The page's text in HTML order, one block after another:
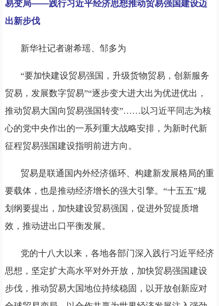
易变局——践行习近平经济思想推动贸易强国建设迈
出新步伐
新华社记者谢希瑶、邹多为
“要加快建设贸易强国，升级货物贸易，创新服务
贸易，发展数字贸易”“逐步变大进大出为优进优出，
推动贸易大国向贸易强国转变”……以习近平同志为核
心的党中央作出的一系列重大战略安排，为新时代新
征程贸易强国建设指明前进方向。
贸易是联通国内外经济循环、构建新发展格局的重
要载体，也是推动经济增长的强大引擎。“十五五”规
划纲要提出，加快建设贸易强国，促进外贸提质增
效，推动进出口平衡发展。
党的十八大以来，各地各部门深入践行习近平经济
思想，坚定扩大高水平对外开放，加快贸易强国建设
步伐，推动贸易大国地位持续稳固，以开放创新应对